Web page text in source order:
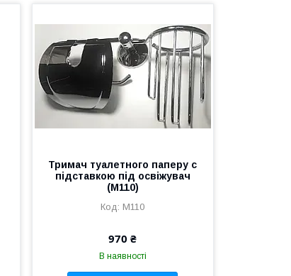
Тримач туалетного паперу c
підставкою під освіжувач
(M110)
M110
970 ₴
В наявності